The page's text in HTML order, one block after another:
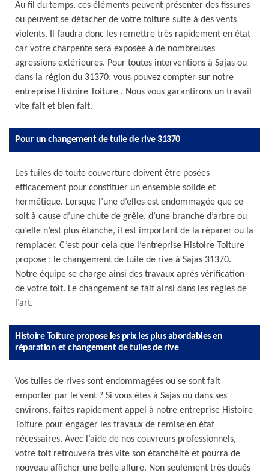
Au fil du temps, ces éléments peuvent présenter des fissures
ou peuvent se détacher de votre toiture suite à des vents
violents. Il faudra donc les remettre très rapidement en état
car votre charpente sera exposée à de nombreuses
agressions extérieures. Pour toutes interventions à Sajas ou
dans la région du 31370, vous pouvez compter sur notre
entreprise Histoire Toiture . Nous vous garantirons un travail
vite fait et bien fait.
Pour un changement de tuile de rive 31370
Les tuiles de toute couverture doivent être posées
efficacement pour constituer un ensemble solide et
hermétique. Lorsque l’une d’elles est endommagée que ce
soit à cause d’une chute de grêle, d’une branche d’arbre ou
qu’elle n’est plus étanche, il est important de la réparer ou la
remplacer. C’est pour cela que l’entreprise Histoire Toiture
propose : le changement de tuile de rive à Sajas 31370.
Notre équipe se charge ainsi des travaux après vérification
de votre toit. Le changement se fait ainsi dans les règles de
l’art.
Histoire Toiture propose les prix les plus abordables en
réparation et changement de tuiles de rive
Vos tuiles de rives sont endommagées ou se sont fait
emporter par le vent ? Si vous êtes à Sajas ou dans ses
environs, faites rapidement appel à notre entreprise Histoire
Toiture pour engager les travaux de remise en état
nécessaires. Avec l’aide de nos couvreurs professionnels,
votre toit retrouvera très vite son étanchéité et pourra de
nouveau afficher une belle allure. Non seulement très doués